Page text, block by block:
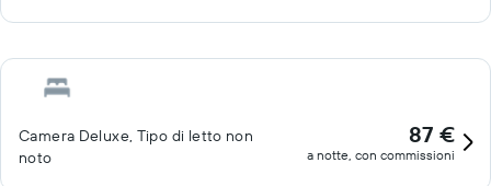
Camera Deluxe, Tipo di letto non
noto
87 €
a notte, con commissioni